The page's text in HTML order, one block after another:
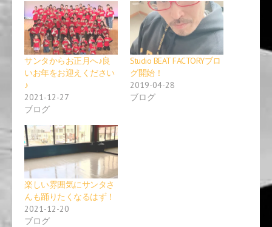
t
t
e
r
で
共
有
(
新
し
ウ
ィ
ン
ウ
で
開
ま
す
共
有
す
る
に
は
ク
リ
ッ
ク
い
(
新
し
い
ウ
ン
ド
ウ
サンタからお正月へ♪良
いお年をお迎えください
♪
2021-12-27
ブログ
Studio BEAT FACTORYブロ
グ開始！
2019-04-28
ブログ
楽しい雰囲気にサンタさ
んも踊りたくなるはず！
2021-12-20
ブログ